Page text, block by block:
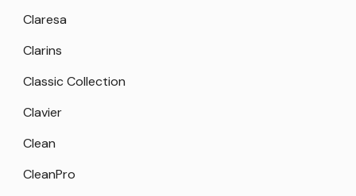
Claresa
Clarins
Classic Collection
Clavier
Clean
CleanPro